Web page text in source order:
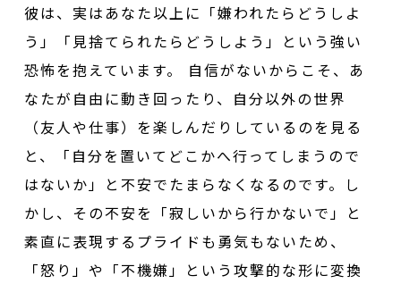
彼は、実はあなた以上に「嫌われたらどうしよ
う」「見捨てられたらどうしよう」という強い
恐怖を抱えています。 自信がないからこそ、あ
なたが自由に動き回ったり、自分以外の世界
（友人や仕事）を楽しんだりしているのを見る
と、「自分を置いてどこかへ行ってしまうので
はないか」と不安でたまらなくなるのです。し
かし、その不安を「寂しいから行かないで」と
素直に表現するプライドも勇気もないため、
「怒り」や「不機嫌」という攻撃的な形に変換